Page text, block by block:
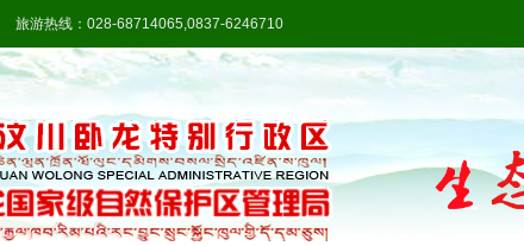
旅游热线：028-68714065,0837-6246710